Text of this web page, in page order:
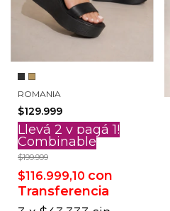
ROMANIA
$129.999
Llevá 2 y pagá 1!
Combinable
$199.999
$116.999,10 con
Transferencia